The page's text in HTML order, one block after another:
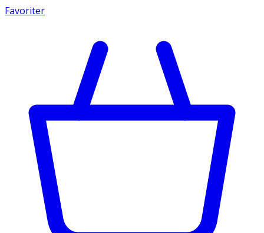
Favoriter